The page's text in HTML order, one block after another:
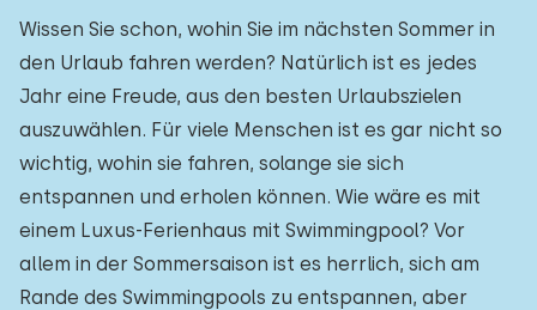
Wissen Sie schon, wohin Sie im nächsten Sommer in
den Urlaub fahren werden? Natürlich ist es jedes
Jahr eine Freude, aus den besten Urlaubszielen
auszuwählen. Für viele Menschen ist es gar nicht so
wichtig, wohin sie fahren, solange sie sich
entspannen und erholen können. Wie wäre es mit
einem Luxus-Ferienhaus mit Swimmingpool? Vor
allem in der Sommersaison ist es herrlich, sich am
Rande des Swimmingpools zu entspannen, aber